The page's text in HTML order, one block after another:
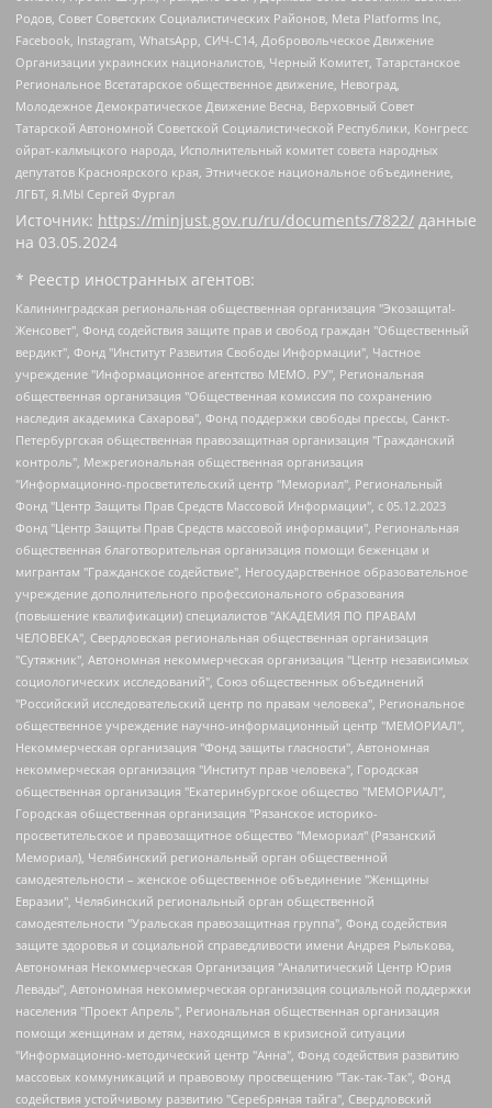
Родов, Совет Советских Социалистических Районов, Meta Platforms Inc,
Facebook, Instagram, WhatsApp, СИЧ-С14, Добровольческое Движение
Организации украинских националистов, Черный Комитет, Татарстанское
Региональное Всетатарское общественное движение, Невоград,
Молодежное Демократическое Движение Весна, Верховный Совет
Татарской Автономной Советской Социалистической Республики, Конгресс
ойрат-калмыцкого народа, Исполнительный комитет совета народных
депутатов Красноярского края, Этническое национальное объединение,
ЛГБТ, Я.МЫ Сергей Фургал
Источник: https://minjust.gov.ru/ru/documents/7822/ данные
на 03.05.2024
* Реестр иностранных агентов:
Калининградская региональная общественная организация "Экозащита!-Женсовет", Фонд содействия защите прав и свобод граждан "Общественный вердикт", Фонд "Институт Развития Свободы Информации", Частное учреждение "Информационное агентство МЕМО. РУ", Региональная общественная организация "Общественная комиссия по сохранению наследия академика Сахарова", Фонд поддержки свободы прессы, Санкт-Петербургская общественная правозащитная организация "Гражданский контроль", Межрегиональная общественная организация "Информационно-просветительский центр "Мемориал", Региональный Фонд "Центр Защиты Прав Средств Массовой Информации", с 05.12.2023 Фонд "Центр Защиты Прав Средств массовой информации", Региональная общественная благотворительная организация помощи беженцам и мигрантам "Гражданское содействие", Негосударственное образовательное учреждение дополнительного профессионального образования (повышение квалификации) специалистов "АКАДЕМИЯ ПО ПРАВАМ ЧЕЛОВЕКА", Свердловская региональная общественная организация "Сутяжник", Автономная некоммерческая организация "Центр независимых социологических исследований", Союз общественных объединений "Российский исследовательский центр по правам человека", Региональное общественное учреждение научно-информационный центр "МЕМОРИАЛ", Некоммерческая организация "Фонд защиты гласности", Автономная некоммерческая организация "Институт прав человека", Городская общественная организация "Екатеринбургское общество "МЕМОРИАЛ", Городская общественная организация "Рязанское историко-просветительское и правозащитное общество "Мемориал" (Рязанский Мемориал), Челябинский региональный орган общественной самодеятельности – женское общественное объединение "Женщины Евразии", Челябинский региональный орган общественной самодеятельности "Уральская правозащитная группа", Фонд содействия защите здоровья и социальной справедливости имени Андрея Рылькова, Автономная Некоммерческая Организация "Аналитический Центр Юрия Левады", Автономная некоммерческая организация социальной поддержки населения "Проект Апрель", Региональная общественная организация помощи женщинам и детям, находящимся в кризисной ситуации "Информационно-методический центр "Анна", Фонд содействия развитию массовых коммуникаций и правовому просвещению "Так-так-Так", Фонд содействия устойчивому развитию "Серебряная тайга", Свердловский региональный общественный фонд социальных проектов "Новое время", "Idel.Реалии", Кавказ.Реалии, Крым.Реалии, Телеканал Настоящее Время, Татаро-башкирская служба Радио Свобода (Azatliq Radiosi), Радио Свободная Европа/Радио Свобода (PCE/PC), "Сибирь.Реалии", "Фактограф", Благотворительный фонд помощи осужденным и их семьям, Автономная некоммерческая организация "Институт глобализации и социальных движений", Фонд "В защиту прав заключенных", Частное учреждение "Центр поддержки и содействия развитию средств массовой информации", Пензенский региональный общественный благотворительный фонд "Гражданский союз", "Север.Реалии", Некоммерческая организация Фонд "Правовая инициатива", Общество с ограниченной ответственностью "Радио Свободная Европа/Радио Свобода", Чешское информационное агентство "MEDIUM-ORIENT", Красноярская региональная общественная организация "Мы против СПИДа", Камалягин Денис Николаевич, Маркелов Сергей Евгеньевич, Пономарев Лев Александрович, Савицкая Людмила Алексеевна, Автономная некоммерческая организация "Центр по работе с проблемой насилия "НАСИЛИЮ.НЕТ", Межрегиональный профессиональный союз работников здравоохранения "Альянс врачей", Юридическое лицо, зарегистрированное в Латвийской Республике, SIA "Medusa Project" (регистрационный номер 40103797863, дата регистрации 10.06.2014), Некоммерческая организация "Фонд по борьбе с коррупцией", Автономная некоммерческая организация "Институт права и публичной политики", Баданин Роман Сергеевич, Гликин Максим Александрович, Железнова Мария Михайловна, Лукьянова Юлия Сергеевна, Маетная Елизавета Витальевна, Маняхин Петр Борисович, Чуракова Ольга Владимировна, Ярош Юлия Петровна, Юридическое лицо "The Insider SIA", зарегистрированное в Риге, Латвийская Республика (дата регистрации 26.06.2015), являющееся администратором доменного имени интернет-издания "The Insider SIA", https://theins.ru, Постернак Алексей Евгеньевич, Рубин Михаил Аркадьевич, Анин Роман Александрович, Юридическое лицо Istories fonds, зарегистрированное в Латвийской Республике (регистрационный номер 50008295751, дата регистрации 24.02.2020), Великовский Дмитрий Александрович, Долинина Ирина Николаевна, Мароховская Алеся Алексеевна, Шлейнов Роман Юрьевич, Шмагун Олеся Валентиновна, Общество с ограниченной ответственностью "Альтаир 2021", Общество с ограниченной ответственностью "Вега 2021", Общество с ограниченной ответственностью "Главный редактор 2021", Общество с ограниченной ответственностью "Ромашки монолит", Важенков Артем Валерьевич, Ивановская областная общественная организация "Центр гендерных исследований", Гурман Юрий Альбертович, Медиапроект "ОВД-Инфо", Егоров Владимир Владимирович, Жилинский Владимир Александрович, Общество с ограниченной ответственностью "ЗП", Иванова София Юрьевна, Карезина Инна Павловна, Кильтау Екатерина Викторовна, Петров Алексей Викторович, Пискунов Сергей Евгеньевич, Смирнов Сергей Сергеевич, Тихонов Михаил Сергеевич, Общество с ограниченной ответственностью "ЖУРНАЛИСТ-ИНОСТРАННЫЙ АГЕНТ", Арапова Галина Юрьевна, Вольтская Татьяна Анатольевна, Американская компания "Mason G.E.S. Anonymous Foundation" (США), являющаяся владельцем интернет-издания https://mnews.world/, Компания "Stichting Bellingcat", зарегистрированная в Нидерландах (дата регистрации 11.07.2018), Захаров Андрей Вячеславович, Клепиковская Екатерина Дмитриевна, Общество с ограниченной ответственностью "МЕМО", Перл Роман Александрович, Симонов Евгений Алексеевич, Соловьева Елена Анатольевна, Сотников Даниил Владимирович, Сурначева Елизавета Дмитриевна, Автономная некоммерческая организация по защите прав человека и информированию населения "Якутия – Наше Мнение", Общество с ограниченной ответственностью "Москоу диджитал медиа", с 26.01.2023 Общество с ограниченной ответственностью "Чайка Белые сады", Ветошкина Валерия Валерьевна, Заговора Максим Александрович, Межрегиональное общественное движение "Российская ЛГБТ - сеть", Оленичев Максим Владимирович, Павлов Иван Юрьевич, Скворцова Елена Сергеевна, Общество с ограниченной ответственностью "Как бы инагент", Кочетков Игорь Викторович, Общество с ограниченной ответственностью "Честные выборы", Еланчик Олег Александрович, Общество с ограниченной ответственностью "Нобелевский призыв", Гималова Регина Эмилевна, Григорьев Андрей Валерьевич, Григорьева Алина Александровна, Ассоциация по содействию защите прав призывников, альтернативнослужащих и военнослужащих "Правозащитная группа "Гражданин.Армия.Право", Хисамова Регина Фаритовна, Автономная некоммерческая организация по реализации социально-правовых программ "Лилит", Дальневосточное общественное движение "Маяк", Санкт-Петербургская ЛГБТ-инициативная группа "Выход", Инициативная группа ЛГБТ+ "Реверс", Алексеев Андрей Викторович, Бекбулатова Таисия Львовна, Беляев Иван Михайлович, Владыкина Елена Сергеевна, Гельман Марат Александрович, Никульшина Вероника Юрьевна, Толоконникова Надежда Андреевна, Шендерович Виктор Анатольевич, Общество с ограниченной ответственностью "Данное сообщение", Общество с ограниченной ответственностью Издательский дом "Новая глава", Айнбиндер Александра Александровна, Московский комьюнити-центр для ЛГБТ+инициатив, Благотворительный фонд развития филантропии, Deutsche Welle (Германия, Kurt-Schumacher-Strasse 3, 53113 Bonn), Борзунова Мария Михайловна, Воробьев Виктор Викторович, Голубева Анна Львовна, Константинова Алла Михайловна, Малкова Ирина Владимировна, Мурадов Мурад Абдулгалимович, Осетинская Елизавета Николаевна, Понасенков Евгений Николаевич, Ганапольский Матвей Юрьевич, Киселев Евгений Алексеевич, Борухович Ирина Григорьевна, Дремин Иван Тимофеевич, Дубровский Дмитрий Викторович, Красноярская региональная общественная организация поддержки и развития альтернативных образовательных технологий и межкультурных коммуникаций "ИНТЕРРА", Маяковская Екатерина Алексеевна, Фейгин Марк Захарович, Филимонов Андрей Викторович, Дзугкоева Регина Николаевна, Доброхотов Роман Александрович, Дудь Юрий Александрович, Елкин Сергей Владимирович, Кругликов Кирилл Игоревич, Сабунаева Мария Леонидовна, Семенов Алексей Владимирович, Шаинян Карен Багратович, Шульман Екатерина Михайловна, Асафьев Артур Валерьевич, Вахштайн Виктор Семенович, Венедиктов Алексей Алексеевич, Лушникова Екатерина Евгеньевна, Волков Леонид Михайлович, Невзоров Александр Глебович, Пархоменко Сергей Борисович, Сироткин Ярослав Николаевич, Кара-Мурза Владимир Владимирович, Баранова Наталья Владимировна, Гозман Леонид Яковлевич, Кагарлицкий Борис Юльевич, Климарев Михаил Валерьевич, Милов Владимир Станиславович, Автономная некоммерческая организация Краснодарский центр современного искусства "Типография", Моргенштерн Алишер Тагирович, Соболь Любовь Эдуардовна, Общество с ограниченной ответственностью "ЛИЗА НОРМ", Каспаров Гарри Кимович, Ходорковский Михаил Борисович, Общество с ограниченной ответственностью "Апрельские тезисы", Данилович Ирина Брониславовна, Кашин Олег Владимирович, Петров Николай Владимирович, Пивоваров Алексей Владимирович, Соколов Михаил Владимирович, Цветкова Юлия Владимировна, Чичваркин Евгений Александрович, Комитет против пыток/Команда против пыток, Общество с ограниченной ответственностью "Первый научный", Общество с ограниченной ответственностью "Вертолет и ко", Белоцерковская Вероника Борисовна, Кац Максим Евгеньевич, Лазарева Татьяна Юрьевна, Шаведдинов Руслан Табризович, Яшин Илья Валерьевич, Общество с ограниченной ответственностью "Иноагент ААВ", Алешковский Дмитрий Петрович, Альбац Евгения Марковна, Быков Дмитрий Львович, Галямина Юлия Евгеньевна, Лойко Сергей Леонидович, Мартынов Кирилл Константинович, Медведев Сергей Александрович, Крашенинников Федор Геннадиевич, Гордеева Катерина Вл